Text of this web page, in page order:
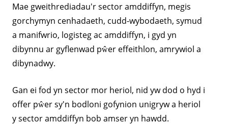
Mae gweithrediadau'r sector amddiffyn, megis
gorchymyn cenhadaeth, cudd-wybodaeth, symud
a manifwrio, logisteg ac amddiffyn, i gyd yn
dibynnu ar gyflenwad pŵer effeithlon, amrywiol a
dibynadwy.
Gan ei fod yn sector mor heriol, nid yw dod o hyd i
offer pŵer sy'n bodloni gofynion unigryw a heriol
y sector amddiffyn bob amser yn hawdd.